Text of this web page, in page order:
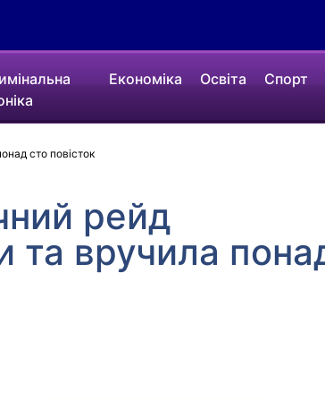
Економіка Освіта Спорт
сто повісток
рейд
вручила